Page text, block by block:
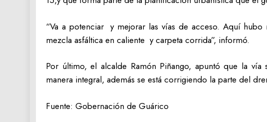
“Va a potenciar y mejorar las vías de acceso. Aquí
mezcla asfáltica en caliente y carpeta corrida”, informó.
Por último, el alcalde Ramón Piñango, apuntó que la
manera integral, además se está corrigiendo la parte del
Fuente: Gobernación de Guárico